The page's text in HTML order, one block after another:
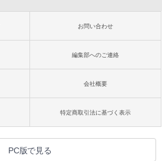
お問い合わせ
編集部へのご連絡
会社概要
特定商取引法に基づく表示
PC版で見る